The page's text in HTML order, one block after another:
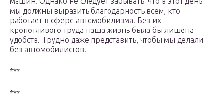
мы должны выразить благодарность всем, кто
работает в сфере автомобилизма. Без их
кропотливого труда наша жизнь была бы лишена
удобств. Трудно даже представить, чтобы мы делали
без автомобилистов.
***
***